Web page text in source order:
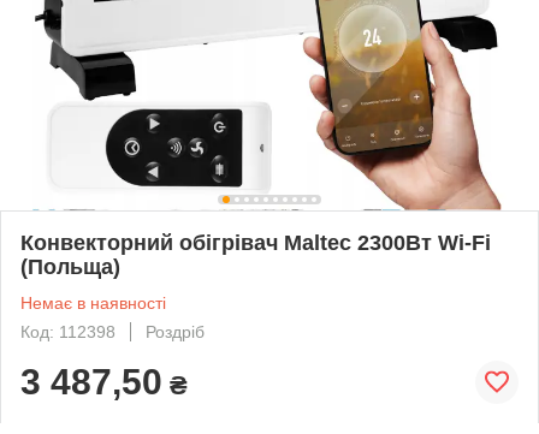
Конвекторний обігрівач Maltec 2300Вт Wi-Fi
(Польща)
Немає в наявності
Код: 112398
Роздріб
3 487,50 ₴